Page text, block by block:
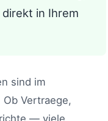
in Ihrem
sind im
Vertraege,
— viele